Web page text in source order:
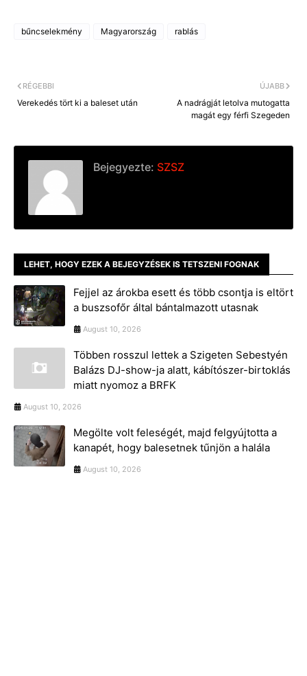
bűncselekmény Magyarország rablás
ÚJABB
A nadrágját letolva mutogatta
magát egy férfi Szegeden
RÉGEBBI
Verekedés tört ki a baleset után
Bejegyezte: SZSZ
LEHET, HOGY EZEK A BEJEGYZÉSEK IS TETSZENI FOGNAK
Fejjel az árokba esett és több csontja is eltört
a buszsofőr által bántalmazott utasnak
August 10, 2026
Többen rosszul lettek a Szigeten Sebestyén
Balázs DJ-show-ja alatt, kábítószer-birtoklás
miatt nyomoz a BRFK
August 10, 2026
Megölte volt feleségét, majd felgyújtotta a
kanapét, hogy balesetnek tűnjön a halála
August 10, 2026